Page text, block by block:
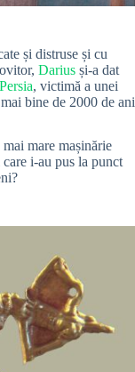
și distruse și cu
Darius și-a dat
Persia, victimă a unei
bine de 2000 de ani
mare mașinărie
i-au pus la punct